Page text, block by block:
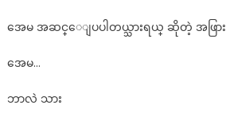
အေမ အဆင္ေျပပါတယ္သားရယ္ ဆိုတဲ့ အဖြာ
အေမ…
ဘာလဲ သား